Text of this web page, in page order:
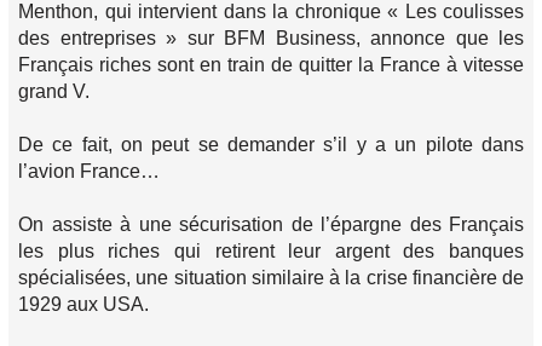
Menthon, qui intervient dans la chronique « Les coulisses
des entreprises » sur BFM Business, annonce que les
Français riches sont en train de quitter la France à vitesse
grand V.
De ce fait, on peut se demander s’il y a un pilote dans
l’avion France…
On assiste à une sécurisation de l’épargne des Français
les plus riches qui retirent leur argent des banques
spécialisées, une situation similaire à la crise financière de
1929 aux USA.